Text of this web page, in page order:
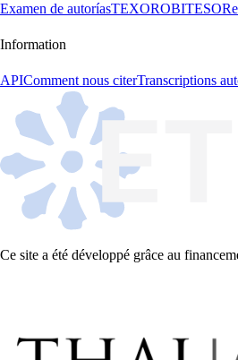
Examen de autoríasTEXOROBITESO
Information
APIComment nous citerTranscriptions
Ce site a été développé grâce au